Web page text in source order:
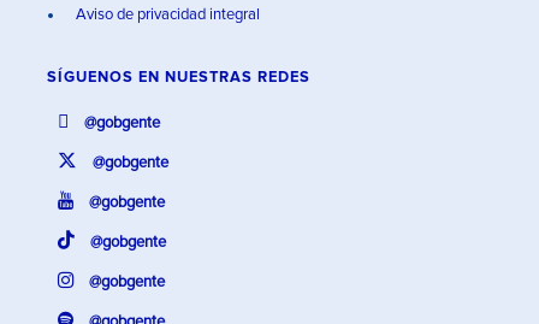
Aviso de privacidad integral
SÍGUENOS EN NUESTRAS REDES
@gobgente
@gobgente
@gobgente
@gobgente
@gobgente